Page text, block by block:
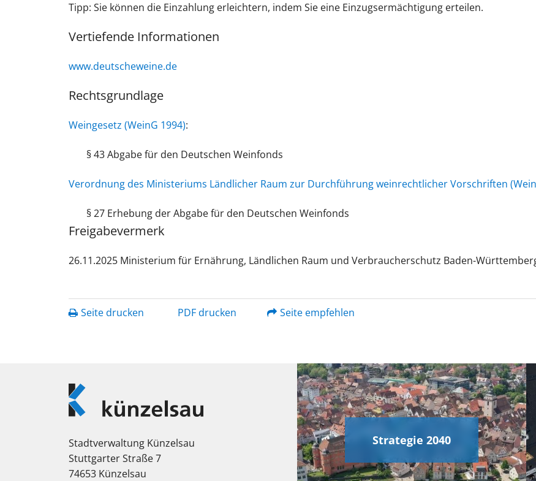
Tipp: Sie können die Einzahlung erleichtern, indem Sie eine Einzugsermächtigung erteilen.
Vertiefende Informationen
www.deutscheweine.de
Rechtsgrundlage
Weingesetz (WeinG 1994):
§ 43 Abgabe für den Deutschen Weinfonds
Verordnung des Ministeriums Ländlicher Raum zur Durchführung weinrechtlicher Vorschriften
§ 27 Erhebung der Abgabe für den Deutschen Weinfonds
Freigabevermerk
26.11.2025 Ministerium für Ernährung, Ländlichen Raum und Verbraucherschutz Baden-
Seite drucken PDF drucken Seite empfehlen
Logo
Künzelsau
Stadtverwaltung Künzelsau
Stuttgarter Straße 7
74653 Künzelsau
Strategie 2040